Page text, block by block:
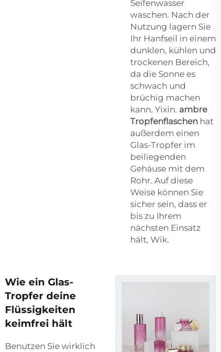
Seifenwasser
waschen. Nach der
Nutzung lagern Sie
Ihr Hanfseil in einem
dunklen, kühlen und
trockenen Bereich,
da die Sonne es
schwach und
brüchig machen
kann. Yixin. ambre
Tropfenflaschen hat
außerdem einen
Glas-Tropfer im
beiliegenden
Gehäuse mit dem
Rohr. Auf diese
Weise können Sie
sicher sein, dass er
bis zu Ihrem
nächsten Einsatz
hält, Wik.
Wie ein Glas-
Tropfer deine
Flüssigkeiten
keimfrei hält
Benutzen Sie wirklich